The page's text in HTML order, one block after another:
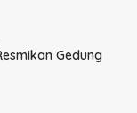
Gedung